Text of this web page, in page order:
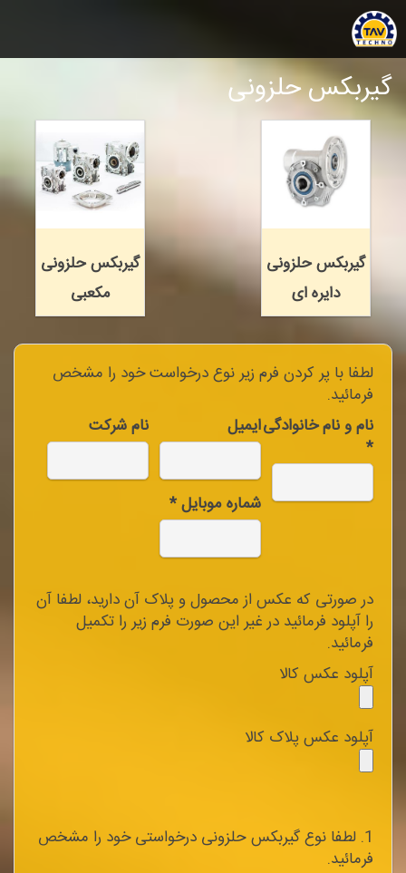
گیربکس حلزونی
گیربکس حلزونی
دایره ای
گیربکس حلزونی
مکعبی
لطفا با پر کردن فرم زیر نوع درخواست خود را مشخص
فرمائید.
نام و نام خانوادگی
*
ایمیل نام شرکت
شماره موبایل *
در صورتی که عکس از محصول و پلاک آن دارید، لطفا آن
را آپلود فرمائید در غیر این صورت فرم زیر را تکمیل
فرمائید.
آپلود عکس کالا
آپلود عکس پلاک کالا
1. لطفا نوع گیربکس حلزونی درخواستی خود را مشخص
فرمائید.